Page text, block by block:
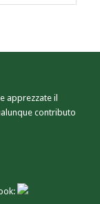
apprezzate il
contributo